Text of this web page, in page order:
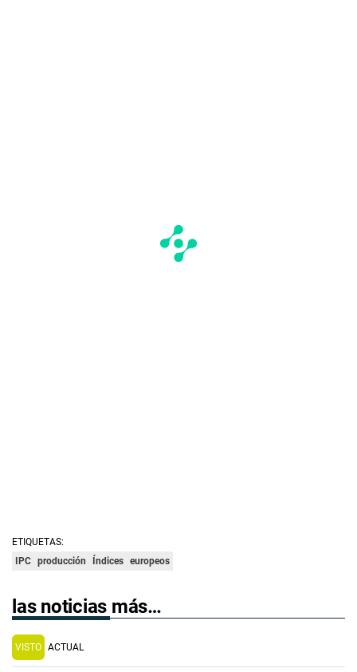
ETIQUETAS:
IPC producción Índices europeos
las noticias más…
VISTO ACTUAL